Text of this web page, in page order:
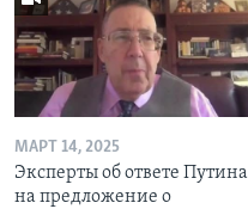
МАРТ 14, 2025
Эксперты об ответе Путина
на предложение о